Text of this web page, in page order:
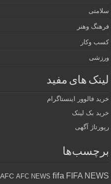
سلامتی
فرهنگ وهنر
کسب وکار
ورزشی
لینک های مفید
خرید فالوور اینستاگرام
خرید بک لینک
رپورتاژ آگهی
برچسب‌ها
AFC AFC NEWS fifa FIFA NEWS